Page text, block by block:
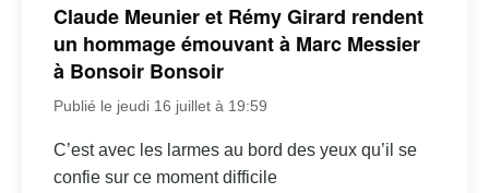
Claude Meunier et Rémy Girard rendent
un hommage émouvant à Marc Messier
à Bonsoir Bonsoir
Publié le jeudi 16 juillet à 19:59
C’est avec les larmes au bord des yeux qu’il se
confie sur ce moment difficile